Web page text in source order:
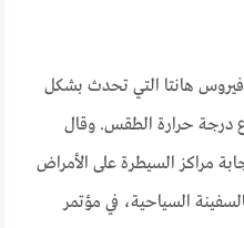
هانتا التي تحدث بشكل
درجة حرارة الطقس. وقال
مراكز السيطرة على الأمراض
السياحية، في مؤتمر